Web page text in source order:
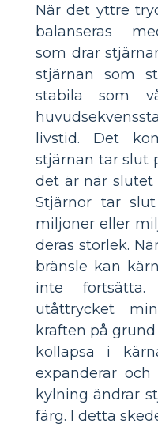
När det yttre
balanseras
som drar
stjärnan som
stabila som
livstid. Det
stjärnan tar slut
det är när slutet
Stjärnor tar
miljoner eller
deras storlek.
bränsle kan
inte
utåttrycket
kraften på
kollapsa i
expanderar och
kylning ändrar
färg. I detta